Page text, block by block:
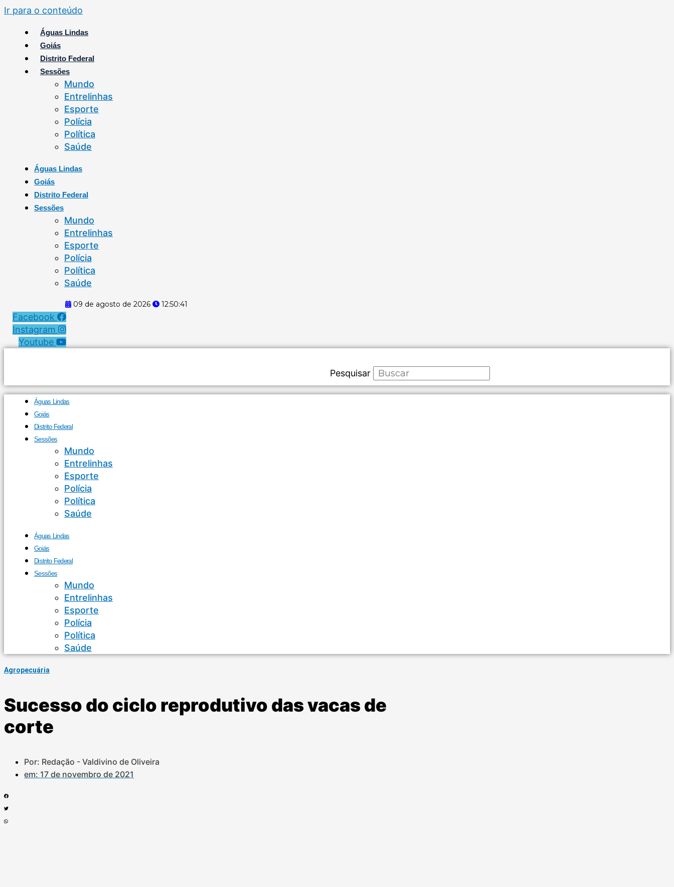
Ir para o conteúdo
Águas Lindas
Goiás
Distrito Federal
Sessões
Mundo
Entrelinhas
Esporte
Polícia
Política
Saúde
Águas Lindas
Goiás
Distrito Federal
Sessões
Mundo
Entrelinhas
Esporte
Polícia
Política
Saúde
09 de agosto de 2026 12:50:42
Facebook
Instagram
Youtube
Pesquisar
Águas Lindas
Goiás
Distrito Federal
Sessões
Mundo
Entrelinhas
Esporte
Polícia
Política
Saúde
Águas Lindas
Goiás
Distrito Federal
Sessões
Mundo
Entrelinhas
Esporte
Polícia
Política
Saúde
Agropecuária
Sucesso do ciclo reprodutivo das vacas de
corte
Por: Redação - Valdivino de Oliveira
em: 17 de novembro de 2021